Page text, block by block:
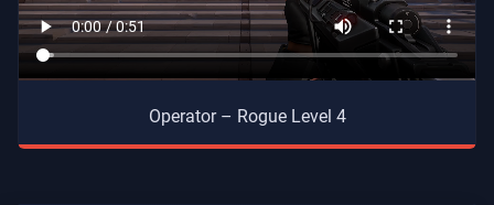
Operator – Rogue Level 4